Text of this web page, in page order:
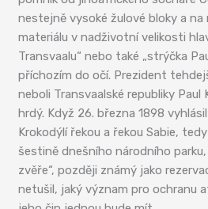
nestejně vysoké žulové bloky a
materiálu v nadživotní velikosti
Transvaalu“ nebo také „strýčka
příchozím do očí. Prezident
neboli Transvaalské republiky Paul
hrdý. Když 26. března 1898
Krokodýlí řekou a řekou Sabie,
šestině dnešního národního parku,
zvěře“, později známý jako
netušil, jaký význam pro ochranu